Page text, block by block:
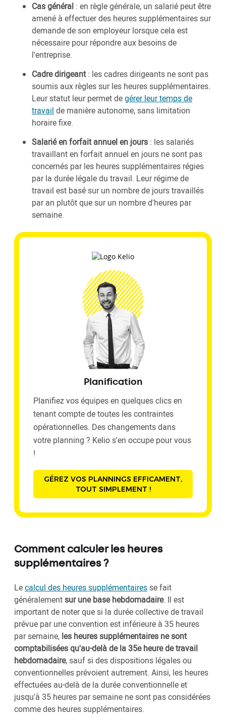
Cas général : en règle générale, un salarié peut être
amené à effectuer des heures supplémentaires sur
demande de son employeur lorsque cela est
nécessaire pour répondre aux besoins de
l'entreprise.
Cadre dirigeant: les cadres dirigeants ne sont pas
soumis aux règles sur les heures supplémentaires.
Leur statut leur permet degérer leur temps de
travail de manière autonome, sans limitation
horaire fixe.
Salarié en forfait annuel en jours : les salariés
travaillant en forfait annuel en jours ne sont pas
concernés par les heures supplémentaires régies
par la durée légale du travail. Leur régime de
travail est basé sur un nombre de jours travaillés
par an plutôt que sur un nombre d'heures par
semaine.
Planification
Planifiez vos équipes en quelques clics en
tenant compte de toutes les contraintes
opérationnelles. Des changements dans
votre planning ? Kelio s'en occupe pour vous
!
GÉREZ VOS PLANNINGS EFFICAMENT,
TOUT SIMPLEMENT !
Comment calculer les heures
supplémentaires ?
Lecalcul des heures supplémentairesse fait
généralement sur une base hebdomadaire. Il est
important de noter que si la durée collective de travail
prévue par une convention est inférieure à 35 heures
par semaine, les heures supplémentaires ne sont
comptabilisées qu'au-delà de la 35e heure de travail
hebdomadaire, sauf si des dispositions légales ou
conventionnelles prévoient autrement. Ainsi, les heures
effectuées au-delà de la durée conventionnelle et
jusqu'à 35 heures par semaine ne sont pas considérées
comme des heures supplémentaires.